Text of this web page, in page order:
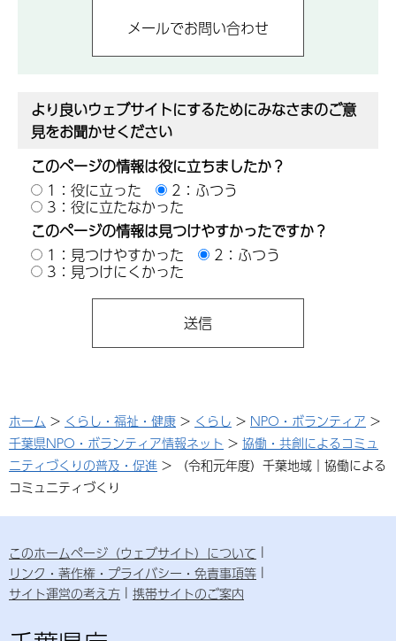
より良いウェブサイトにするためにみなさまのご意
見をお聞かせください
このページの情報は役に立ちましたか？
1：役に立った
2：ふつう
3：役に立たなかった
このページの情報は見つけやすかったですか？
1：見つけやすかった
2：ふつう
3：見つけにくかった
ホーム > くらし・福祉・健康 > くらし > NPO・ボランティア >
千葉県NPO・ボランティア情報ネット > 協働・共創によるコミュ
ニティづくりの普及・促進 > （令和元年度）千葉地域｜協働による
コミュニティづくり
このホームページ（ウェブサイト）について
リンク・著作権・プライバシー・免責事項等
サイト運営の考え方
携帯サイトのご案内